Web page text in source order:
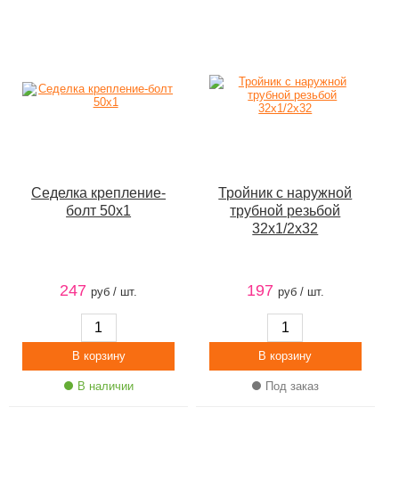
Седелка крепление-
болт 50х1
247 руб / шт.
В наличии
Тройник с наружной
трубной резьбой
32х1/2х32
197 руб / шт.
Под заказ